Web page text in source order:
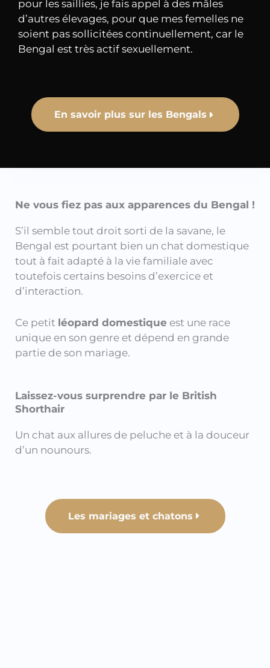
pour les saillies, je fais appel à des mâles
d’autres élevages, pour que mes femelles ne
soient pas sollicitées continuellement, car le
Bengal est très actif sexuellement.
En savoir plus sur les Bengals
Ne vous fiez pas aux apparences du Bengal !
S’il semble tout droit sorti de la savane, le
Bengal est pourtant bien un chat domestique
tout à fait adapté à la vie familiale avec
toutefois certains besoins d’exercice et
d’interaction.
Ce petit léopard domestique est une race
unique en son genre et dépend en grande
partie de son mariage.
Laissez-vous surprendre par le British
Shorthair
Un chat aux allures de peluche et à la douceur
d’un nounours.
Les mariages et chatons